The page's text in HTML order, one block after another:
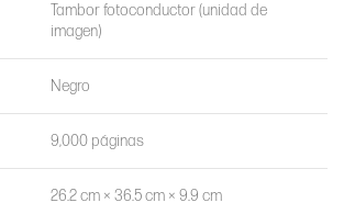
Tambor fotoconductor (unidad de
imagen)
Negro
9,000 páginas
26.2 cm × 36.5 cm × 9.9 cm